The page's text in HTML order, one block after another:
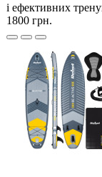
і ефективних
1800 грн.